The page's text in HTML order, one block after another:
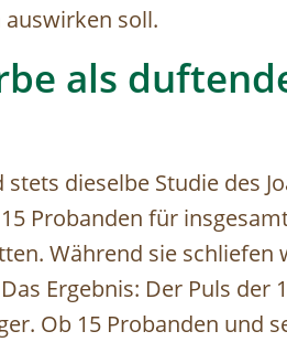
soll.
als
dieselbe Studie des
Probanden für
Während sie schliefen
Ergebnis: Der Puls der
Ob 15 Probanden und